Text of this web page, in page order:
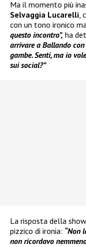
Ma il momento più
Selvaggia Lucarelli,
con un tono ironico
questo incontro”, ha
arrivare a Ballando
gambe. Senti, ma io
sui social?”
La risposta della
pizzico di ironia: “Non
non ricordavo